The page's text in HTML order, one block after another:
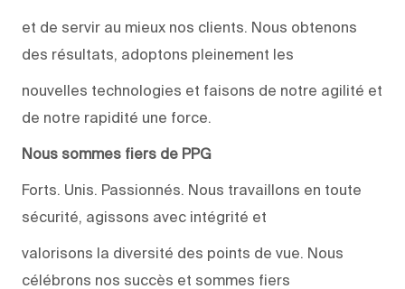
et de servir au mieux nos clients. Nous obtenons
des résultats, adoptons pleinement les
nouvelles technologies et faisons de notre agilité et
de notre rapidité une force.
Nous sommes fiers de PPG
Forts. Unis. Passionnés. Nous travaillons en toute
sécurité, agissons avec intégrité et
valorisons la diversité des points de vue. Nous
célébrons nos succès et sommes fiers